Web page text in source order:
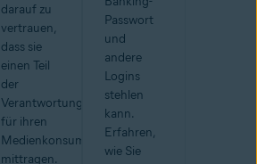
darauf zu
vertrauen,
dass sie
einen Teil
der
Verantwortung
für ihren
Medienkonsum
mittragen.
Passwort
und
andere
Logins
stehlen
kann.
Erfahren,
wie Sie